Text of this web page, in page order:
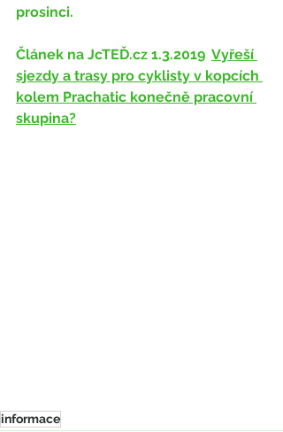
prosinci.
Článek na JcTEĎ.cz 1.3.2019 Vyřeší
sjezdy a trasy pro cyklisty v kopcích
kolem Prachatic konečně pracovní
skupina?
informace